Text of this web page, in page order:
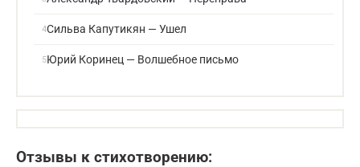
Сильва Капутикян — Ушел
Юрий Коринец — Волшебное письмо
Отзывы к стихотворению: